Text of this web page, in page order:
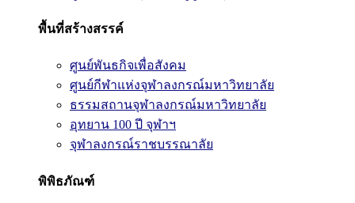
พื้นที่สร้างสรรค์
ศูนย์พันธกิจเพื่อสังคม
ศูนย์กีฬาแห่งจุฬาลงกรณ์มหาวิทยาลัย
ธรรมสถานจุฬาลงกรณ์มหาวิทยาลัย
อุทยาน 100 ปี จุฬาฯ
จุฬาลงกรณ์ราชบรรณาลัย
พิพิธภัณฑ์